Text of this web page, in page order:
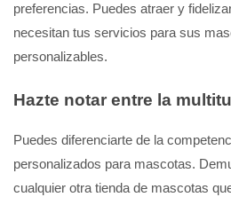
preferencias. Puedes atraer y
necesitan tus servicios para sus
personalizables.
Hazte notar entre la
Puedes diferenciarte de la
personalizados para mascotas.
cualquier otra tienda de mascotas